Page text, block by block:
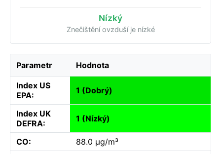
Nízký
Znečištění ovzduší je nízké
Parametr Hodnota
Index US
EPA:
1 (Dobrý)
Index UK
DEFRA:
1 (Nízký)
CO:
88.0 µg/m³